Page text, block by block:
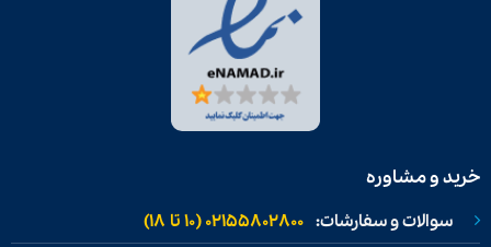
خرید و مشاوره
سوالات و سفارشات: 02155802800 (۱۰ تا ۱۸)